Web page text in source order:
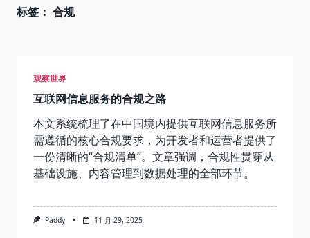
标签： 合规
观察世界
互联网信息服务的合规之路
本文系统梳理了在中国境内提供互联网信息服务所
需遵循的核心合规要求，为开发者和运营者提供了
一份清晰的“合规清单”。文章强调，合规性贯穿从
基础设施、内容管理到数据处理的全部环节。
Paddy 11 月 29, 2025